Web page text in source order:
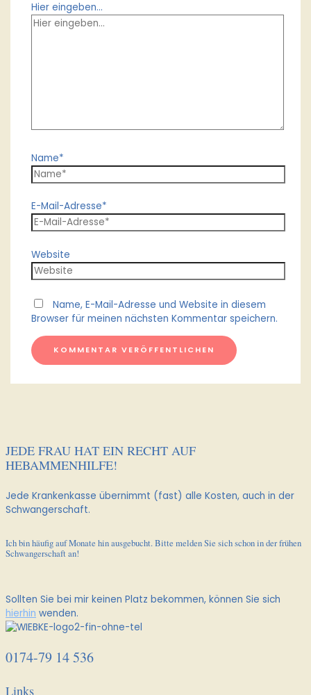
Hier eingeben…
Name*
E-Mail-Adresse*
Website
Name, E-Mail-Adresse und Website in diesem
Browser für meinen nächsten Kommentar speichern.
JEDE FRAU HAT EIN RECHT AUF
HEBAMMENHILFE!
Jede Krankenkasse übernimmt (fast) alle Kosten, auch in der
Schwangerschaft.
Ich bin häufig auf Monate hin ausgebucht. Bitte melden Sie sich schon in der frühen
Schwangerschaft an!
Sollten Sie bei mir keinen Platz bekommen, können Sie sich
hierhin wenden.
0174-79 14 536
Links